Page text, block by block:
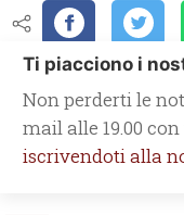
Ti piacciono i
Non perderti le
mail alle 19.00
iscrivendoti alla